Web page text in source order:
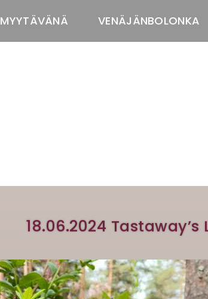
MYYTÄVÄNÄ VENÄJÄNBOLONKA
18.06.2024